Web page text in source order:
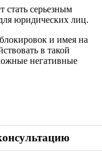
серьезным
юридических лиц.
и имея на
в такой
негативные